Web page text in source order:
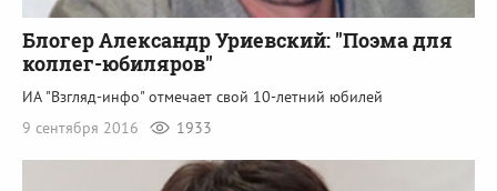
Блогер Александр Уриевский: "Поэма для
коллег-юбиляров"
ИА "Взгляд-инфо" отмечает свой 10-летний юбилей
9 сентября 2016
1933